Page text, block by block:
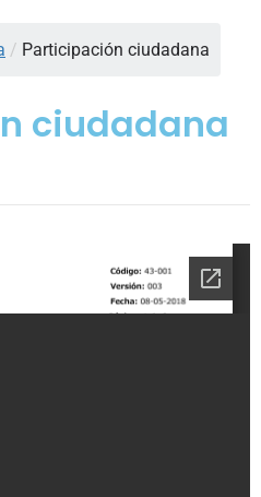
/ Participación ciudadana
ciudadana